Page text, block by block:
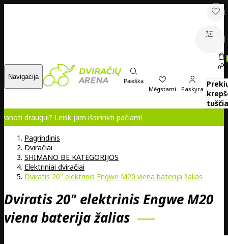
Navigacija
Paieška
Mėgstami Paskyra
000
Leisk jam išsirinkti pačiam!
Pagrindinis
Dviračiai
SHIMANO BE KATEGORIJOS
Elektriniai dviračiai
Dviratis 20" elektrinis Engwe M20 viena baterija žalias
Dviratis 20" elektrinis Engwe M20
viena baterija žalias